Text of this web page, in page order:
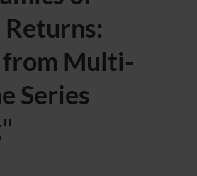
from Multi-
Series